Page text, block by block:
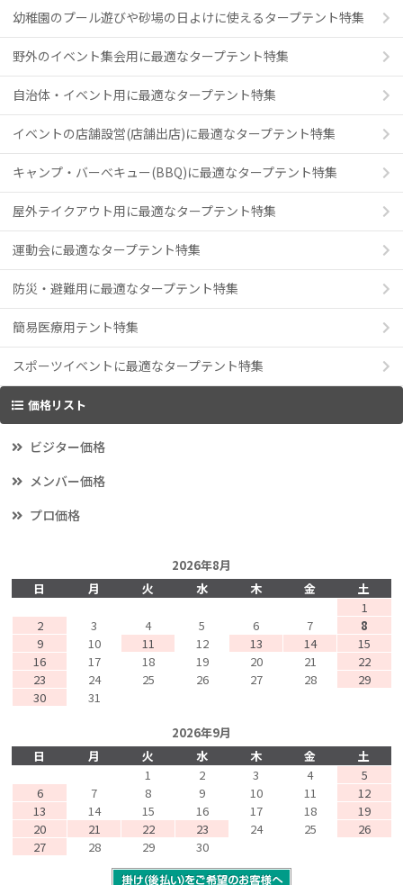
幼稚園のプール遊びや砂場の日よけに使えるタープテント特集
野外のイベント集会用に最適なタープテント特集
自治体・イベント用に最適なタープテント特集
イベントの店舗設営(店舗出店)に最適なタープテント特集
キャンプ・バーべキュー(BBQ)に最適なタープテント特集
屋外テイクアウト用に最適なタープテント特集
運動会に最適なタープテント特集
防災・避難用に最適なタープテント特集
簡易医療用テント特集
スポーツイベントに最適なタープテント特集
価格リスト
ビジター価格
メンバー価格
プロ価格
2026年8月
日
月 火 水 木 金
土
1
2
3 4 5 6 7
8
9
10 11 12 13 14
15
16
17 18 19 20 21
22
23
24 25 26 27 28
29
30
31
2026年9月
日
月 火 水 木 金
土
1
2 3 4
5
6
7 8 9 10 11
12
13
14 15 16 17 18
19
20
21 22 23 24 25
26
27
28 29 30